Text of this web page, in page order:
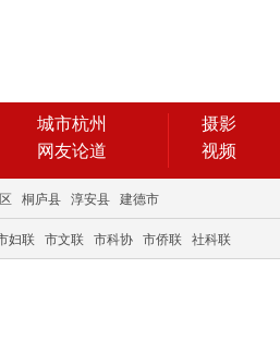
城市杭州
网友论道
摄影
视频
桐庐县 淳安县 建德市
妇联 市文联 市科协 市侨联 社科联